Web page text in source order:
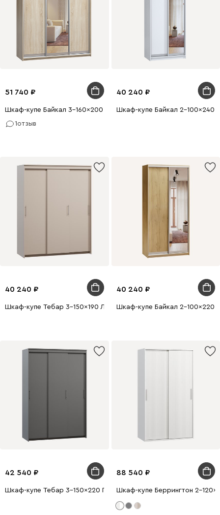
51 740
Шкаф-купе Байкал 3-160x200 Дуб Сонома 1 зеркало
1отзыв
40 240
Шкаф-купе Байкал 2-100x240
40 240
Шкаф-купе Тебар 3-150x190 Латте без зеркал
40 240
Шкаф-купе Байкал 2-100x220
42 540
Шкаф-купе Тебар 3-150x220 Графитовый без зеркал
88 540
Шкаф-купе Беррингтон 2-